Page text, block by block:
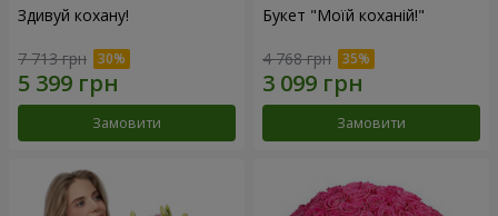
Здивуй кохану!
7 713 грн
Замовити
Букет "Моїй коханій!"
4 768 грн
Замовити